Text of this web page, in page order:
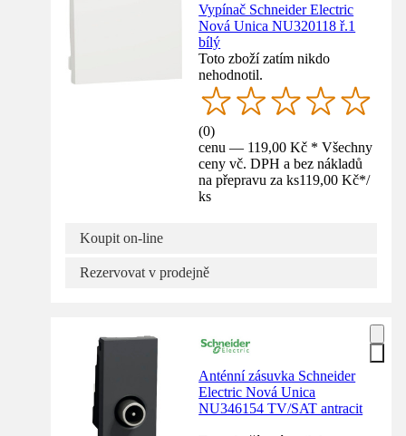
Vypínač Schneider Electric
Nová Unica NU320118 ř.1
bílý
Toto zboží zatím nikdo
nehodnotil.
(0)
cenu — 119,00 Kč * Všechny
ceny vč. DPH a bez nákladů
na přepravu za ks119,00 Kč*/
ks
Koupit on-line
Rezervovat v prodejně
Anténní zásuvka Schneider
Electric Nová Unica
NU346154 TV/SAT antracit